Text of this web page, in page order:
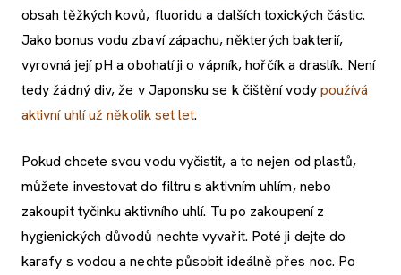
obsah těžkých kovů, fluoridu a dalších toxických částic.
Jako bonus vodu zbaví zápachu, některých bakterií,
vyrovná její pH a obohatí ji o vápník, hořčík a draslík. Není
tedy žádný div, že v Japonsku se k čištění vodypoužívá
aktivní uhlí už několik set let.
Pokud chcete svou vodu vyčistit, a to nejen od plastů,
můžete investovat do filtru s aktivním uhlím, nebo
zakoupit tyčinku aktivního uhlí. Tu po zakoupení z
hygienických důvodů nechte vyvařit. Poté ji dejte do
karafy s vodou a nechte působit ideálně přes noc. Po